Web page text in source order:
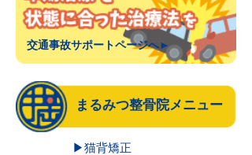
交通事故サポートページへ►
まるみつ整骨院メニュー
▶猫背矯正